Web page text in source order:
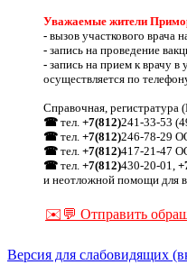
Уважаемые жители
- вызов участкового врача
- запись на проведение
- запись на прием к врачу
осуществляется по
Справочная, регистратура
☎ тел. +7(812)241-33-53
☎ тел. +7(812)246-78-29
☎ тел. +7(812)417-21-47
☎ тел. +7(812)430-20-01,
и неотложной помощи для
✉️💬 Отправить
Версия для слабовидящих